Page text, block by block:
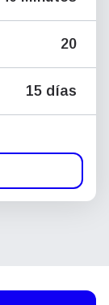
20
15 días